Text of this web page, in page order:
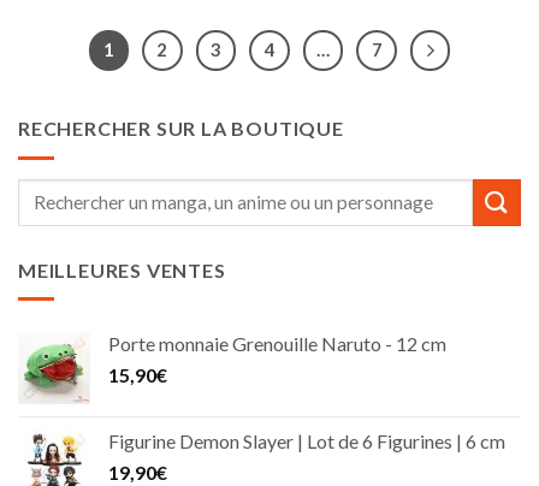
1 2 3 4 … 7
RECHERCHER SUR LA BOUTIQUE
Recherche
MEILLEURES VENTES
Porte monnaie Grenouille Naruto - 12 cm
15,90€
Figurine Demon Slayer | Lot de 6 Figurines | 6 cm
19,90€